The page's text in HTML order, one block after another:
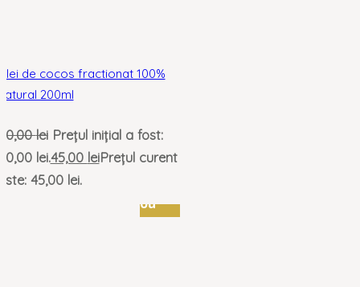
de cocos fractionat 100%
200ml
lei Prețul inițial a fost:
lei.45,00 leiPrețul curent
45,00 lei.
nou